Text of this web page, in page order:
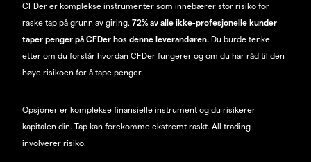
CFDer er komplekse instrumenter som innebærer stor risiko for
raske tap på grunn av giring. 72% av alle ikke-profesjonelle kunder
taper penger på CFDer hos denne leverandøren. Du burde tenke
etter om du forstår hvordan CFDer fungerer og om du har råd til den
høye risikoen for å tape penger.
Opsjoner er komplekse finansielle instrument og du risikerer
kapitalen din. Tap kan forekomme ekstremt raskt. All trading
involverer risiko.